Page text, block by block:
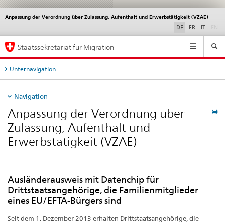
Anpassung der Verordnung über Zulassung, Aufenthalt und Erwerbstätigkeit (VZAE)
DE FR IT
Service
Hauptnavigation
Staatssekretariat für Migration
Unternavigation
Navigation
Anpassung der Verordnung über
Zulassung, Aufenthalt und
Erwerbstätigkeit (VZAE)
Ausländerausweis mit Datenchip für
Drittstaatsangehörige, die Familienmitglieder
eines EU/EFTA-Bürgers sind
Seit dem 1. Dezember 2013 erhalten Drittstaatsangehörige, die